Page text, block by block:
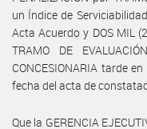
un Índice de
Acta Acuerdo y DOS MIL
TRAMO DE
CONCESIONARIA tarde
fecha del acta de
Que la GERENCIA